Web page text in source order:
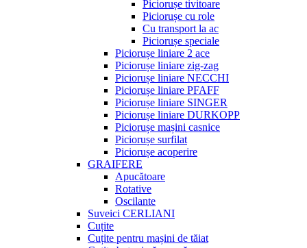
Piciorușe tivitoare
Piciorușe cu role
Cu transport la ac
Piciorușe speciale
Piciorușe liniare 2 ace
Piciorușe liniare zig-zag
Piciorușe liniare NECCHI
Piciorușe liniare PFAFF
Piciorușe liniare SINGER
Piciorușe liniare DURKOPP
Piciorușe mașini casnice
Piciorușe surfilat
Piciorușe acoperire
GRAIFERE
Apucătoare
Rotative
Oscilante
Suveici CERLIANI
Cuțite
Cuțite pentru mașini de tăiat